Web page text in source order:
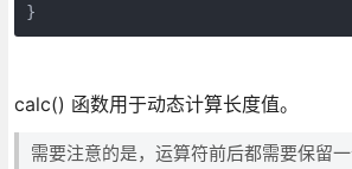
}
calc() 函数用于动态计算长度值。
需要注意的是，运算符前后都需要保留一